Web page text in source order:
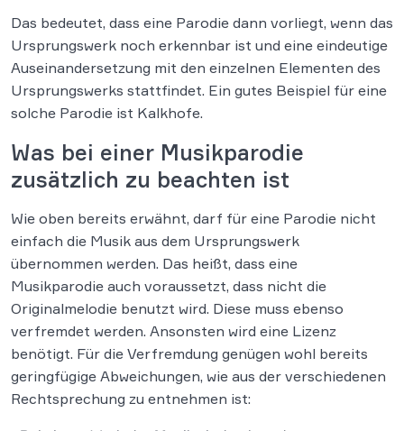
Das bedeutet, dass eine Parodie dann vorliegt, wenn das
Ursprungswerk noch erkennbar ist und eine eindeutige
Auseinandersetzung mit den einzelnen Elementen des
Ursprungswerks stattfindet. Ein gutes Beispiel für eine
solche Parodie ist Kalkhofe.
Was bei einer Musikparodie
zusätzlich zu beachten ist
Wie oben bereits erwähnt, darf für eine Parodie nicht
einfach die Musik aus dem Ursprungswerk
übernommen werden. Das heißt, dass eine
Musikparodie auch voraussetzt, dass nicht die
Originalmelodie benutzt wird. Diese muss ebenso
verfremdet werden. Ansonsten wird eine Lizenz
benötigt. Für die Verfremdung genügen wohl bereits
geringfügige Abweichungen, wie aus der verschiedenen
Rechtsprechung zu entnehmen ist: